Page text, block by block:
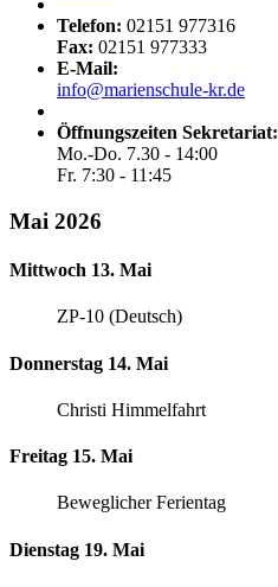
Telefon: 02151 977316
Fax: 02151 977333
E-Mail:
info@marienschule-kr.de
Öffnungszeiten Sekretariat:
Mo.-Do. 7.30 - 14:00
Fr. 7:30 - 11:45
Mai 2026
Mittwoch 13. Mai
ZP-10 (Deutsch)
Donnerstag 14. Mai
Christi Himmelfahrt
Freitag 15. Mai
Beweglicher Ferientag
Dienstag 19. Mai